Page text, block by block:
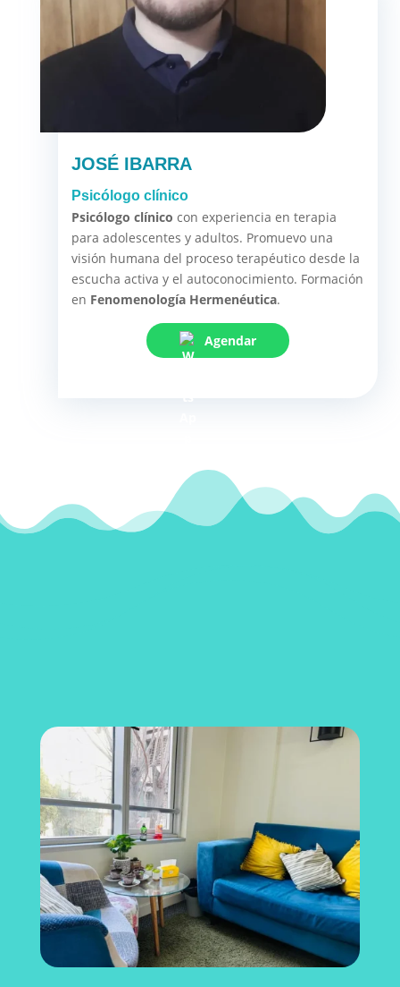
JOSÉ IBARRA
Psicólogo clínico
Psicólogo clínico con experiencia en terapia
para adolescentes y adultos. Promuevo una
visión humana del proceso terapéutico desde la
escucha activa y el autoconocimiento. Formación
en Fenomenología Hermenéutica.
Agendar